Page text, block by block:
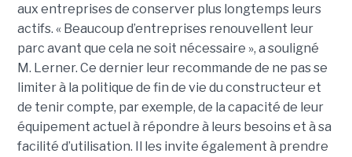
aux entreprises de conserver plus longtemps leurs
actifs. « Beaucoup d’entreprises renouvellent leur
parc avant que cela ne soit nécessaire », a souligné
M. Lerner. Ce dernier leur recommande de ne pas se
limiter à la politique de fin de vie du constructeur et
de tenir compte, par exemple, de la capacité de leur
équipement actuel à répondre à leurs besoins et à sa
facilité d’utilisation. Il les invite également à prendre